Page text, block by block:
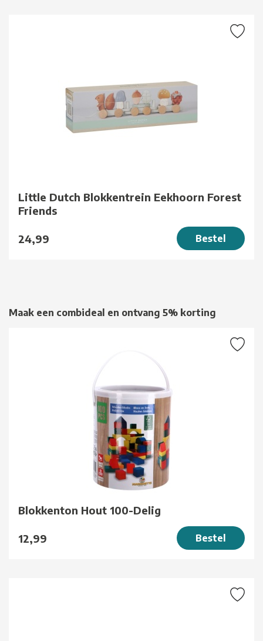
Little Dutch Blokkentrein Eekhoorn Forest
Friends
24,99 Bestel
Maak een combideal en ontvang 5% korting
Blokkenton Hout 100-Delig
12,99 Bestel